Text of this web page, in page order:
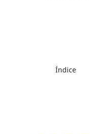
Índice